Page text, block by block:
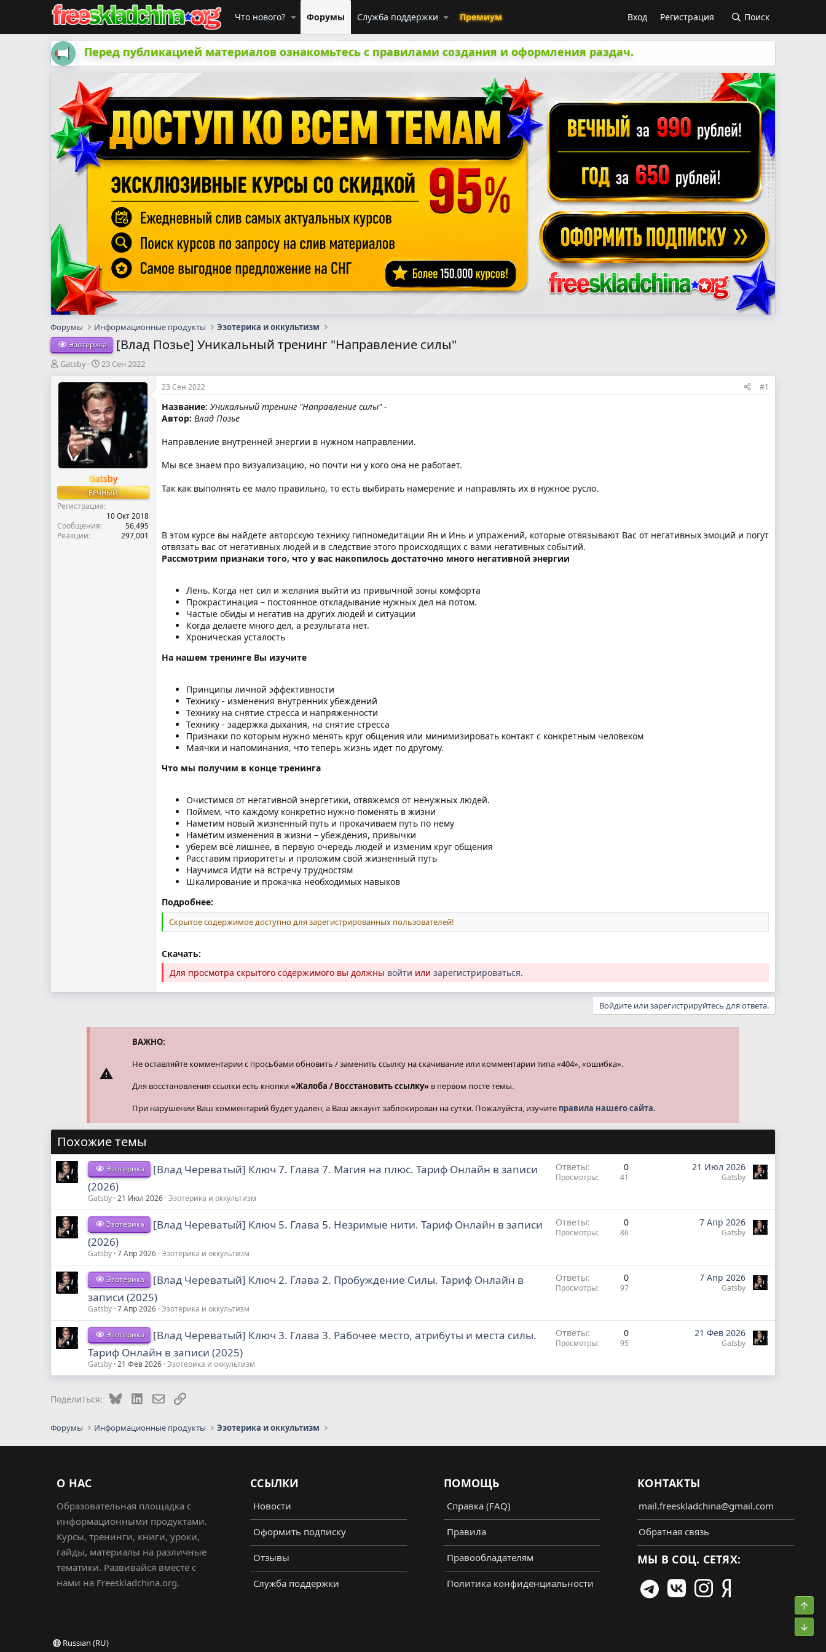
Что нового? Форумы Служба поддержки Премиум Вход Регистрация Поиск
Перед публикацией материалов ознакомьтесь с правилами создания и оформления раздач.
Форумы Информационные продукты Эзотерика и оккультизм
Эзотерика [Влад Позье] Уникальный тренинг "Направление силы"
А
т
м
ы
Gatsby
Д
т
а
н
а
ч
а
л
23 Сен 2022
Gatsby
ВЕЧНЫЙ
Регистрация
10 Окт 2018
Сообщения
56,495
Реакции
297,001
23 Сен 2022 #1
Название: Уникальный тренинг "Направление силы" -
Автор: Влад Позье
Направление внутренней энергии в нужном направлении.
Мы все знаем про визуализацию, но почти ни у кого она не работает.
Так как выполнять ее мало правильно, то есть выбирать намерение и направлять их в нужное русло.
В этом курсе вы найдете авторскую технику гипномедитации Ян и Инь и упражений, которые отвязывают Вас от негативных эмоций и погут
отвязать вас от негативных людей и в следствие этого происходящих с вами негативных событий.
Рассмотрим признаки того, что у вас накопилось достаточно много негативной энергии
Лень. Когда нет сил и желания выйти из привычной зоны комфорта
Прокрастинация – постоянное откладывание нужных дел на потом.
Частые обиды и негатив на других людей и ситуации
Когда делаете много дел, а результата нет.
Хроническая усталость
На нашем тренинге Вы изучите
Принципы личной эффективности
Технику - изменения внутренних убеждений
Технику на снятие стресса и напряженности
Технику - задержка дыхания, на снятие стресса
Признаки по которым нужно менять круг общения или минимизировать контакт с конкретным человеком
Маячки и напоминания, что теперь жизнь идет по другому.
Что мы получим в конце тренинга
Очистимся от негативной энергетики, отвяжемся от ненужных людей.
Поймем, что каждому конкретно нужно поменять в жизни
Наметим новый жизненный путь и прокачиваем путь по нему
Наметим изменения в жизни – убеждения, привычки
уберем всё лишнее, в первую очередь людей и изменим круг общения
Расставим приоритеты и проложим свой жизненный путь
Научимся Идти на встречу трудностям
Шкалирование и прокачка необходимых навыков
Подробнее:
Скрытое содержимое доступно для зарегистрированных пользователей!
Скачать:
Для просмотра скрытого содержимого вы должны войти или зарегистрироваться.
Войдите или зарегистрируйтесь для ответа.
ВАЖНО:
Не оставляйте комментарии с просьбами обновить / заменить ссылку на скачивание или комментарии типа «404», «ошибка».
Для восстановления ссылки есть кнопки«Жалоба / Восстановить ссылку» в первом посте темы.
При нарушении Ваш комментарий будет удален, а Ваш аккаунт заблокирован на сутки. Пожалуйста, изучите правила нашего сайта.
Похожие темы
Эзотерика
[Влад Череватый] Ключ 7. Глава 7. Магия на плюс. Тариф Онлайн в записи
(2026)
Gatsby 21 Июл 2026 Эзотерика и оккультизм
Ответы 0
Просмотры 41
21 Июл 2026
Gatsby
Эзотерика
[Влад Череватый] Ключ 5. Глава 5. Незримые нити. Тариф Онлайн в записи
(2026)
Gatsby 7 Апр 2026 Эзотерика и оккультизм
Ответы 0
Просмотры 86
7 Апр 2026
Gatsby
Эзотерика
[Влад Череватый] Ключ 2. Глава 2. Пробуждение Силы. Тариф Онлайн в
записи (2025)
Gatsby 7 Апр 2026 Эзотерика и оккультизм
Ответы 0
Просмотры 97
7 Апр 2026
Gatsby
Эзотерика
[Влад Череватый] Ключ 3. Глава 3. Рабочее место, атрибуты и места силы.
Тариф Онлайн в записи (2025)
Gatsby 21 Фев 2026 Эзотерика и оккультизм
Ответы 0
Просмотры 95
21 Фев 2026
Gatsby
Поделиться: BlueskyLinkedInЭлектронная почта
Ссылка
Форумы Информационные продукты Эзотерика и оккультизм
О НАС
Образовательная площадка с
информационными продуктами.
Курсы, тренинги, книги, уроки,
гайды, материалы на различные
тематики. Развивайся вместе с
нами на Freeskladchina.org.
ССЫЛКИ
Новости
Оформить подписку
Отзывы
Служба поддержки
ПОМОЩЬ
Справка (FAQ)
Правила
Правообладателям
Политика конфиденциальности
КОНТАКТЫ
mail.freeskladchina@gmail.com
Обратная связь
МЫ В СОЦ. СЕТЯХ:
Russian (RU)